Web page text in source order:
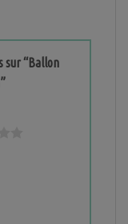
sur “Ballon